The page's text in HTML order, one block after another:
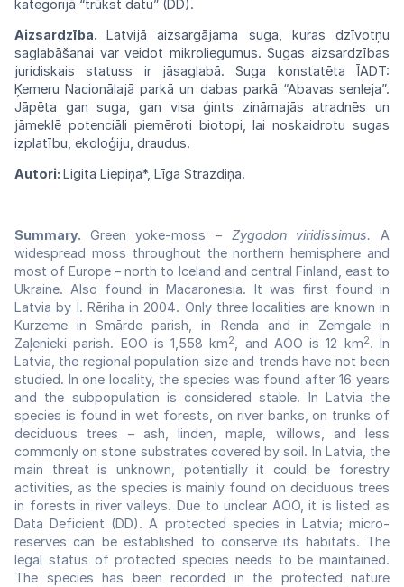
kategorijā “trūkst datu” (DD).
Aizsardzība.Latvijā aizsargājama suga, kuras dzīvotņu
saglabāšanai var veidot mikroliegumus. Sugas aizsardzības
juridiskaisstatuss ir jāsaglabā. Suga konstatētaĪADT:
Ķemeru Nacionālajā parkā un dabas parkā “Abavas senleja”.
Jāpēta gan suga, gan visa ģints zināmajās atradnēs un
jāmeklē potenciāli piemēroti biotopi, lai noskaidrotusugas
izplatību, ekoloģiju, draudus.
Autori: Ligita Liepiņa*, Līga Strazdiņa.
Summary. Green yoke-moss – Zygodon viridissimus. A
widespread moss throughout the northern hemisphere and
most of Europe – north to Iceland and central Finland, east to
Ukraine. Also found in Macaronesia. It was first found in
Latvia by I. Rēriha in 2004. Only three localities are known in
Kurzeme in Smārde parish, in Renda and in Zemgale in
Zaļenieki parish. EOO is 1,558 km2, and AOO is 12 km2. In
Latvia, the regional population size and trends have not been
studied. In one locality, the species was found after 16 years
and the subpopulation is considered stable. In Latvia the
species is found in wet forests, on river banks, on trunks of
deciduous trees – ash, linden, maple, willows, and less
commonly on stone substrates covered by soil. In Latvia, the
main threat is unknown, potentially it could be forestry
activities, as the species is mainly found on deciduous trees
in forests in river valleys. Due to unclear AOO, it is listed as
Data Deficient (DD). A protected species in Latvia; micro-
reserves can be established to conserve its habitats. The
legal status of protected species needs to be maintained.
The species has been recorded in the protected nature